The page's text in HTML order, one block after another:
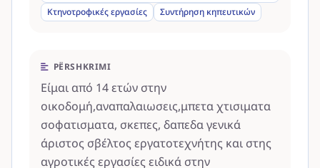
Κτηνοτροφικές εργασίες
Συντήρηση κηπευτικών
PËRSHKRIMI
Είμαι από 14 ετών στην
οικοδομή,αναπαλαιωσεις,μπετα χτισιματα
σοφατισματα, σκεπες, δαπεδα γενικά
άριστος σβέλτος εργατοτεχνήτης και στης
αγροτικές εργασίες ειδικά στην